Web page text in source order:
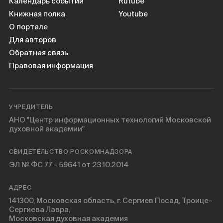
Книжная полка
О портале
Для авторов
Обратная связь
Правовая информация
Youtube
УЧРЕДИТЕЛЬ
АНО "Центр информационных технологий Московской
духовной академии"
СВИДЕТЕЛЬСТВО РОСКОМНАДЗОРА
ЭЛ № ФС 77 - 59641 от 23.10.2014
АДРЕС
141300, Московская область, г. Сергиев Посад, Троице-
Сергиева Лавра,
Московская духовная академия